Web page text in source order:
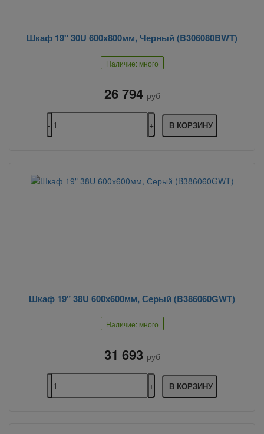
Шкаф 19" 30U 600x800мм, Черный (B306080BWT)
Наличие: много
26 794 руб
В КОРЗИНУ
Шкаф 19" 38U 600х600мм, Серый (B386060GWT)
Наличие: много
31 693 руб
В КОРЗИНУ